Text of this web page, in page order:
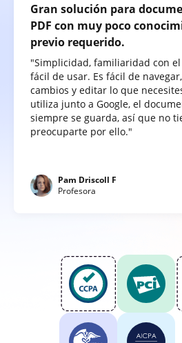
Gran solución para
PDF con muy poco
previo requerido.
"Simplicidad, familiaridad con
fácil de usar. Es fácil de
cambios y editar lo que
utiliza junto a Google, el
siempre se guarda, así que no
preocuparte por ello."
Pam Driscoll F
Profesora